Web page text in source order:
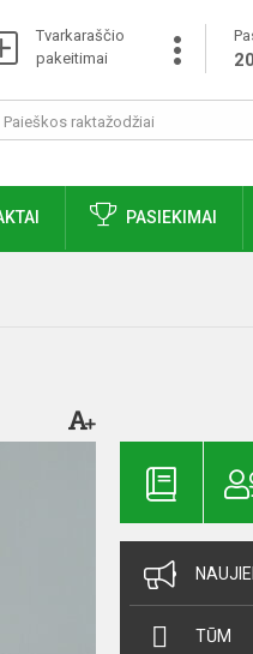
Tvarkaraščio
pakeitimai
PASIEKIMAI
TŪM